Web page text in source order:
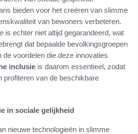
bieden voor het creëren van slimme
van bewoners verbeteren.
is echter niet altijd gegarandeerd, wat
dat bepaalde bevolkingsgroepen
de voordelen die deze innovaties
inclusie is daarom essentieel, zodat
profiteren van de beschikbare
in sociale gelijkheid
nieuwe technologieën in slimme